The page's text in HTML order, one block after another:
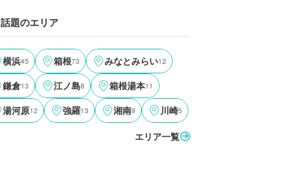
話題のエリア
横浜45 箱根73 みなとみらい12
鎌倉13 江ノ島8 箱根湯本11
湯河原12 強羅13 湘南9 川崎5
エリア一覧